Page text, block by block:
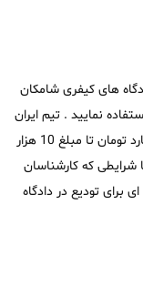
های کیفری شامکان
نمایید . تیم ایران
سند توانایی تامین وثیقه اجاره ای از مبلغ 1 میلیارد تومان تا مبلغ 10 هزار
شرایطی که کارشناسان
برای تودیع در دادگاه